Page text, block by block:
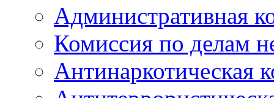
Административная
Комиссия по делам
Антинаркотическая